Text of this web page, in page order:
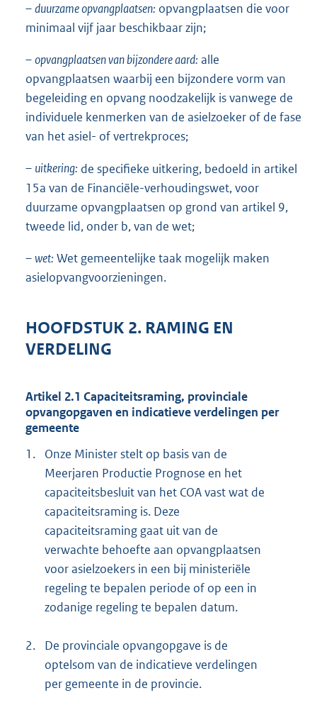
–duurzame opvangplaatsen: opvangplaatsen die voor
minimaal vijf jaar beschikbaar zijn;
–opvangplaatsen van bijzondere aard: alle
opvangplaatsen waarbij een bijzondere vorm van
begeleiding en opvang noodzakelijk is vanwege de
individuele kenmerken van de asielzoeker of de fase
van het asiel- of vertrekproces;
– uitkering: de specifieke uitkering, bedoeld in artikel
15a van de Financiële-verhoudingswet, voor
duurzame opvangplaatsen op grond van artikel 9,
tweede lid, onder b, van de wet;
–wet: Wet gemeentelijke taak mogelijk maken
asielopvangvoorzieningen.
HOOFDSTUK 2. RAMING EN
VERDELING
Artikel 2.1 Capaciteitsraming, provinciale
opvangopgaven en indicatieve verdelingen per
gemeente
1.
Onze Minister stelt op basis van de
Meerjaren Productie Prognose en het
capaciteitsbesluit van het COA vast wat de
capaciteitsraming is. Deze
capaciteitsraming gaat uit van de
verwachte behoefte aan opvangplaatsen
voor asielzoekers in een bij ministeriële
regeling te bepalen periode of op een in
zodanige regeling te bepalen datum.
2.
De provinciale opvangopgave is de
optelsom van de indicatieve verdelingen
per gemeente in de provincie.